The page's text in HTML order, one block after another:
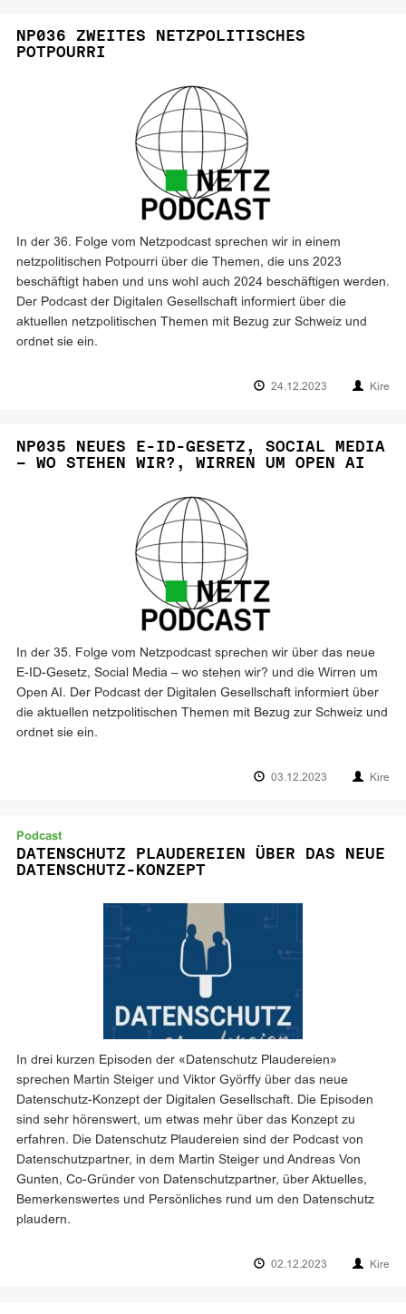
NP036 ZWEITES NETZPOLITISCHES
POTPOURRI
In der 36. Folge vom Netzpodcast sprechen wir in einem
netzpolitischen Potpourri über die Themen, die uns 2023
beschäftigt haben und uns wohl auch 2024 beschäftigen werden.
Der Podcast der Digitalen Gesellschaft informiert über die
aktuellen netzpolitischen Themen mit Bezug zur Schweiz und
ordnet sie ein.
24.12.2023 Kire
NP035 NEUES E-ID-GESETZ, SOCIAL MEDIA
– WO STEHEN WIR?, WIRREN UM OPEN AI
In der 35. Folge vom Netzpodcast sprechen wir über das neue
E-ID-Gesetz, Social Media – wo stehen wir? und die Wirren um
Open AI. Der Podcast der Digitalen Gesellschaft informiert über
die aktuellen netzpolitischen Themen mit Bezug zur Schweiz und
ordnet sie ein.
03.12.2023 Kire
Podcast
DATENSCHUTZ PLAUDEREIEN ÜBER DAS NEUE
DATENSCHUTZ-KONZEPT
In drei kurzen Episoden der «Datenschutz Plaudereien»
sprechen Martin Steiger und Viktor Györffy über das neue
Datenschutz-Konzept der Digitalen Gesellschaft. Die Episoden
sind sehr hörenswert, um etwas mehr über das Konzept zu
erfahren. Die Datenschutz Plaudereien sind der Podcast von
Datenschutzpartner, in dem Martin Steiger und Andreas Von
Gunten, Co-Gründer von Datenschutzpartner, über Aktuelles,
Bemerkenswertes und Persönliches rund um den Datenschutz
plaudern.
02.12.2023 Kire